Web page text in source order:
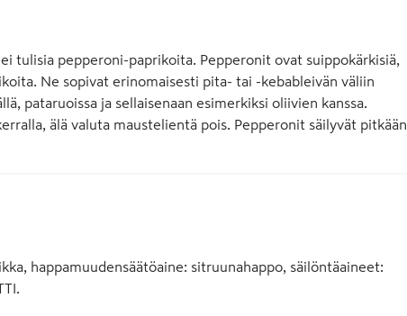
tulisia pepperoni-paprikoita. Pepperonit ovat suippokärkisiä,
Ne sopivat erinomaisesti pita- tai -kebableivän väliin
pataruoissa ja sellaisenaan esimerkiksi oliivien kanssa.
älä valuta maustelientä pois. Pepperonit säilyvät pitkään
happamuudensäätöaine: sitruunahappo, säilöntäaineet: